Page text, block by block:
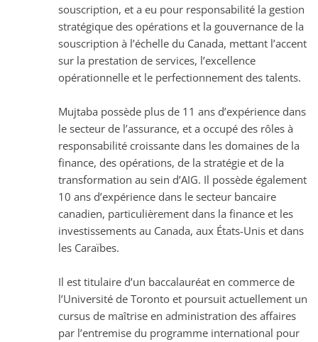
souscription, et a eu pour responsabilité la gestion
stratégique des opérations et la gouvernance de la
souscription à l’échelle du Canada, mettant l’accent
sur la prestation de services, l’excellence
opérationnelle et le perfectionnement des talents.
Mujtaba possède plus de 11 ans d’expérience dans
le secteur de l’assurance, et a occupé des rôles à
responsabilité croissante dans les domaines de la
finance, des opérations, de la stratégie et de la
transformation au sein d’AIG. Il possède également
10 ans d’expérience dans le secteur bancaire
canadien, particulièrement dans la finance et les
investissements au Canada, aux États-Unis et dans
les Caraïbes.
Il est titulaire d’un baccalauréat en commerce de
l’Université de Toronto et poursuit actuellement un
cursus de maîtrise en administration des affaires
par l’entremise du programme international pour